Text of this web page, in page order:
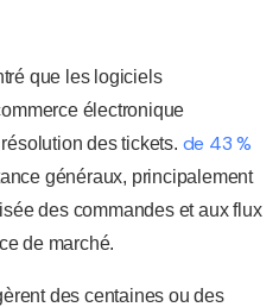
que les logiciels
électronique
des tickets. de 43 %
généraux, principalement
des commandes et aux flux
de marché.
des centaines ou des